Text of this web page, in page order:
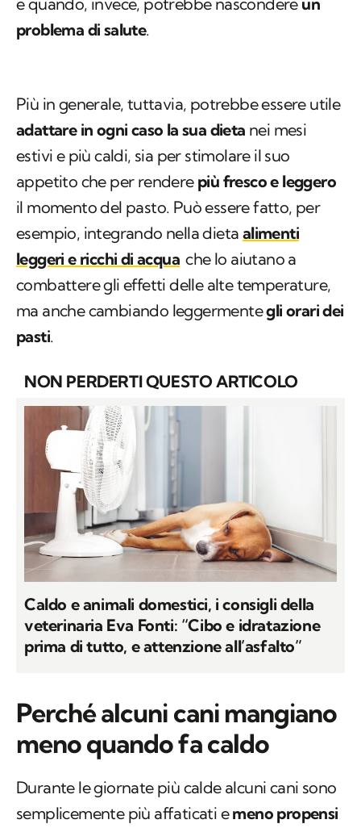
problema di salute.
Più in generale, tuttavia, potrebbe essere utile
adattare in ogni caso la sua dieta nei mesi
estivi e più caldi, sia per stimolare il suo
appetito che per renderepiù fresco e leggero
il momento del pasto. Può essere fatto, per
esempio, integrando nella dieta alimenti
leggeri e ricchi di acqua che lo aiutano a
combattere gli effetti delle alte temperature,
ma anche cambiando leggermentegli orari dei
pasti.
NON PERDERTI QUESTO ARTICOLO
Caldo e animali domestici, i consigli della
veterinaria Eva Fonti: “Cibo e idratazione
prima di tutto, e attenzione all’asfalto”
Perché alcuni cani mangiano
meno quando fa caldo
Durante le giornate più calde alcuni cani sono
semplicemente più affaticati emeno propensi